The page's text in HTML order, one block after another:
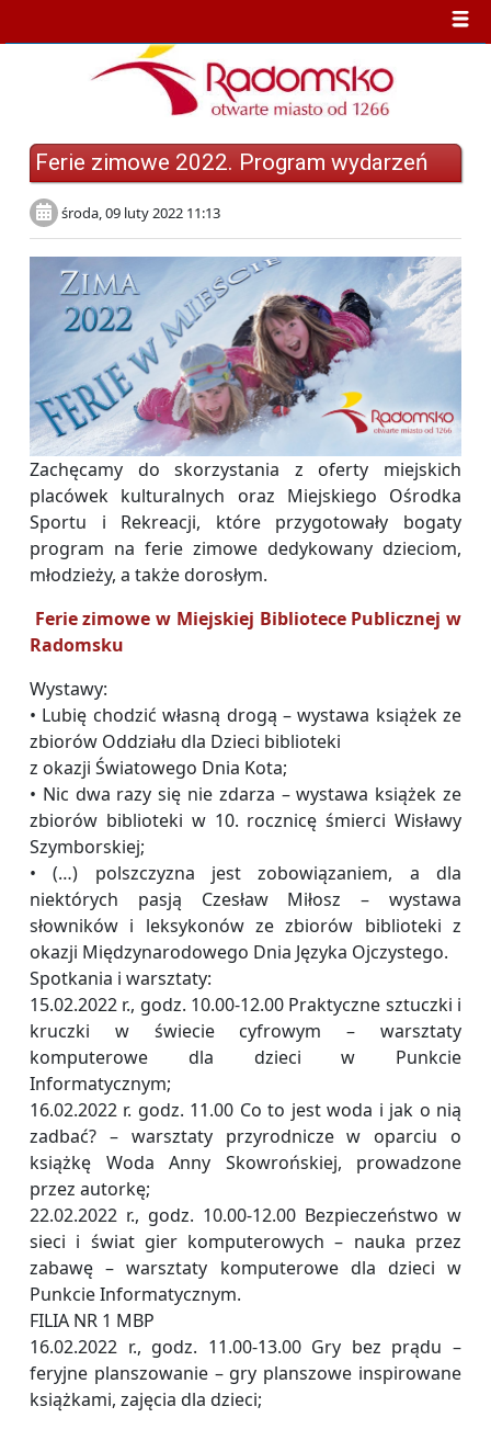
Ferie zimowe 2022. Program wydarzeń
środa, 09 luty 2022 11:13
Zachęcamy do skorzystania z oferty miejskich
placówek kulturalnych oraz Miejskiego Ośrodka
Sportu i Rekreacji, które przygotowały bogaty
program na ferie zimowe dedykowany dzieciom,
młodzieży, a także dorosłym.
Ferie zimowe w Miejskiej Bibliotece Publicznej w
Radomsku
Wystawy:
• Lubię chodzić własną drogą – wystawa książek ze
zbiorów Oddziału dla Dzieci biblioteki
z okazji Światowego Dnia Kota;
• Nic dwa razy się nie zdarza – wystawa książek ze
zbiorów biblioteki w 10. rocznicę śmierci Wisławy
Szymborskiej;
• (…) polszczyzna jest zobowiązaniem, a dla
niektórych pasją Czesław Miłosz – wystawa
słowników i leksykonów ze zbiorów biblioteki z
okazji Międzynarodowego Dnia Języka Ojczystego.
Spotkania i warsztaty:
15.02.2022 r., godz. 10.00-12.00 Praktyczne sztuczki i
kruczki w świecie cyfrowym – warsztaty
komputerowe dla dzieci w Punkcie
Informatycznym;
16.02.2022 r. godz. 11.00 Co to jest woda i jak o nią
zadbać? – warsztaty przyrodnicze w oparciu o
książkę Woda Anny Skowrońskiej, prowadzone
przez autorkę;
22.02.2022 r., godz. 10.00-12.00 Bezpieczeństwo w
sieci i świat gier komputerowych – nauka przez
zabawę – warsztaty komputerowe dla dzieci w
Punkcie Informatycznym.
FILIA NR 1 MBP
16.02.2022 r., godz. 11.00-13.00 Gry bez prądu –
feryjne planszowanie – gry planszowe inspirowane
książkami, zajęcia dla dzieci;